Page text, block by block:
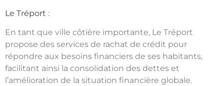
Le Tréport :
En tant que ville côtière importante, Le Tréport
propose des services de rachat de crédit pour
répondre aux besoins financiers de ses habitants,
facilitant ainsi la consolidation des dettes et
l’amélioration de la situation financière globale.